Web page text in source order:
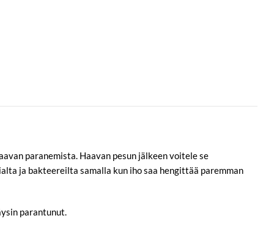
paranemista. Haavan pesun jälkeen voitele se
ja bakteereilta samalla kun iho saa hengittää paremman
parantunut.